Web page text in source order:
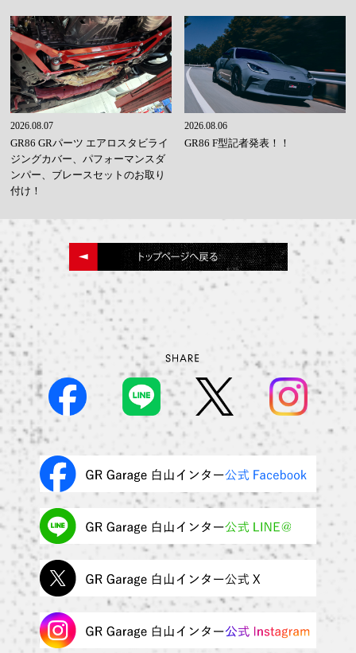
2026.08.07
GR86 GRパーツ エアロスタビライ
ジングカバー、パフォーマンスダ
ンパー、ブレースセットのお取り
付け！
2026.08.06
GR86 F型記者発表！！